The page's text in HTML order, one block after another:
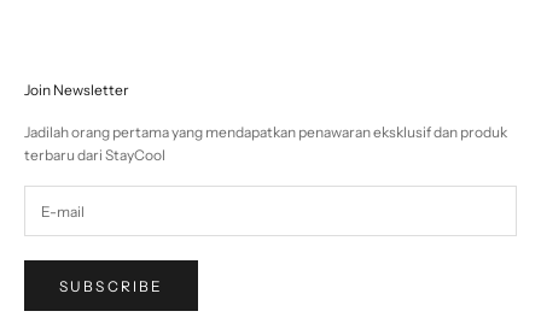
Join Newsletter
Jadilah orang pertama yang mendapatkan penawaran eksklusif dan produk
terbaru dari StayCool
SUBSCRIBE